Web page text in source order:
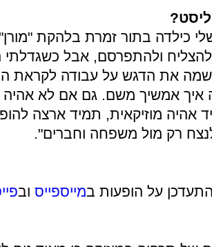
כילדה בתור זמרת בלהקת "מורן"
להצליח ולהתפרסם, אבל כשגדלתי
שמה את הדגש על עבודה לקראת
איך אמשיך משם. גם אם לא
מוזיקאית, תמיד ארצה
רק מול משפחה וחברים".
על הופעות במייספייס וב